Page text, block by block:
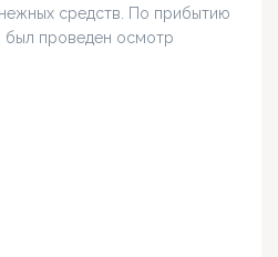
средств. По прибытию
был проведен осмотр